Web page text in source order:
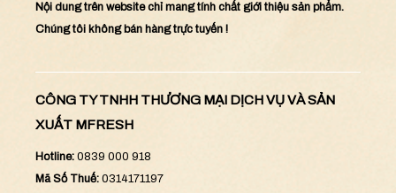
Nội dung trên website chỉ mang tính chất giới thiệu sản phẩm.
Chúng tôi không bán hàng trực tuyến !
CÔNG TY TNHH THƯƠNG MẠI DỊCH VỤ VÀ SẢN
XUẤT MFRESH
Hotline: 0839 000 918
Mã Số Thuế: 0314171197